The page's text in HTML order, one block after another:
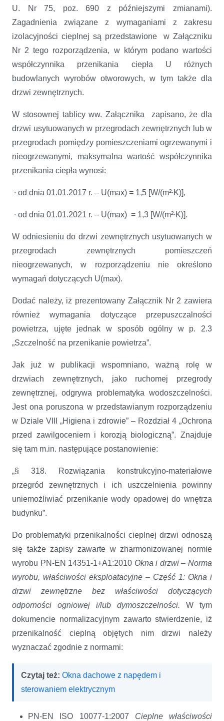
U. Nr 75, poz. 690 z późniejszymi zmianami).
Zagadnienia związane z wymaganiami z zakresu
izolacyjności cieplnej są przedstawione w Załączniku
Nr 2 tego rozporządzenia, w którym podano wartości
współczynnika przenikania ciepła U różnych
budowlanych wyrobów otworowych, w tym także dla
drzwi zewnętrznych.
W stosownej tablicy ww. Załącznika zapisano, że dla
drzwi usytuowanych w przegrodach zewnętrznych lub w
przegrodach pomiędzy pomieszczeniami ogrzewanymi i
nieogrzewanymi, maksymalna wartość współczynnika
przenikania ciepła wynosi:
∙ od dnia 01.01.2017 r. – U(max) = 1,5 [W/(m²∙K)],
∙ od dnia 01.01.2021 r. – U(max) = 1,3 [W/(m²∙K)].
W odniesieniu do drzwi zewnętrznych usytuowanych w
przegrodach zewnętrznych pomieszczeń
nieogrzewanych, w rozporządzeniu nie określono
wymagań dotyczących U(max).
Dodać należy, iż prezentowany Załącznik Nr 2 zawiera
również wymagania dotyczące przepuszczalności
powietrza, ujęte jednak w sposób ogólny w p. 2.3
„Szczelność na przenikanie powietrza”.
Jak już w publikacji wspomniano, ważną rolę w
drzwiach zewnętrznych, jako ruchomej przegrody
zewnętrznej, odgrywa problematyka wodoszczelności.
Jest ona poruszona w przedstawianym rozporządzeniu
w Dziale VIII „Higiena i zdrowie” – Rozdział 4 „Ochrona
przed zawilgoceniem i korozją biologiczną”. Znajduje
się tam m.in. następujące postanowienie:
„§ 318. Rozwiązania konstrukcyjno-materiałowe
przegród zewnętrznych i ich uszczelnienia powinny
uniemożliwiać przenikanie wody opadowej do wnętrza
budynku”.
Do problematyki przenikalności cieplnej drzwi odnoszą
się także zapisy zawarte w zharmonizowanej normie
wyrobu PN-EN 14351-1+A1:2010 Okna i drzwi – Norma
wyrobu, właściwości eksploatacyjne – Część 1: Okna i
drzwi zewnętrzne bez właściwości dotyczących
odporności ogniowej i/lub dymoszczelności. W tym
dokumencie normalizacyjnym zawarto stwierdzenie, iż
przenikalność cieplną objętych nim drzwi należy
wyznaczać zgodnie z normami:
Czytaj też: Okna dachowe z napędem i
sterowaniem elektrycznym
PN-EN ISO 10077-1:2007 Cieplne właściwości